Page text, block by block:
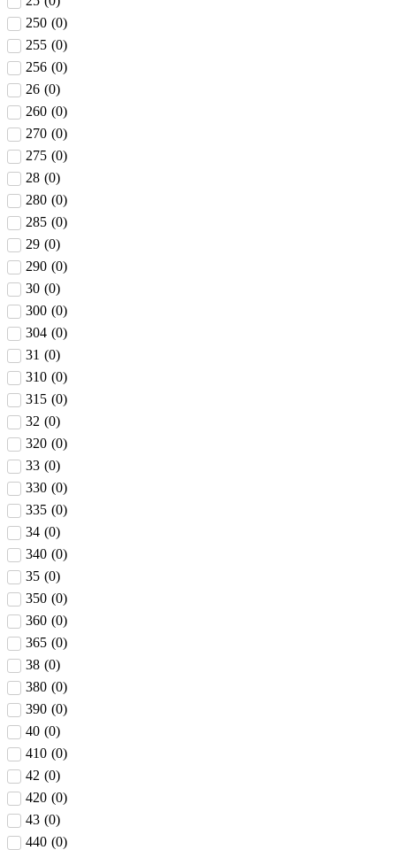
250 (0)
255 (0)
256 (0)
26 (0)
260 (0)
270 (0)
275 (0)
28 (0)
280 (0)
285 (0)
29 (0)
290 (0)
30 (0)
300 (0)
304 (0)
31 (0)
310 (0)
315 (0)
32 (0)
320 (0)
33 (0)
330 (0)
335 (0)
34 (0)
340 (0)
35 (0)
350 (0)
360 (0)
365 (0)
38 (0)
380 (0)
390 (0)
40 (0)
410 (0)
42 (0)
420 (0)
43 (0)
440 (0)